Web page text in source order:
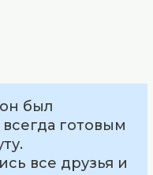
был
готовым
все друзья и